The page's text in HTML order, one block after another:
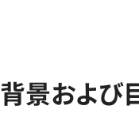
背景および